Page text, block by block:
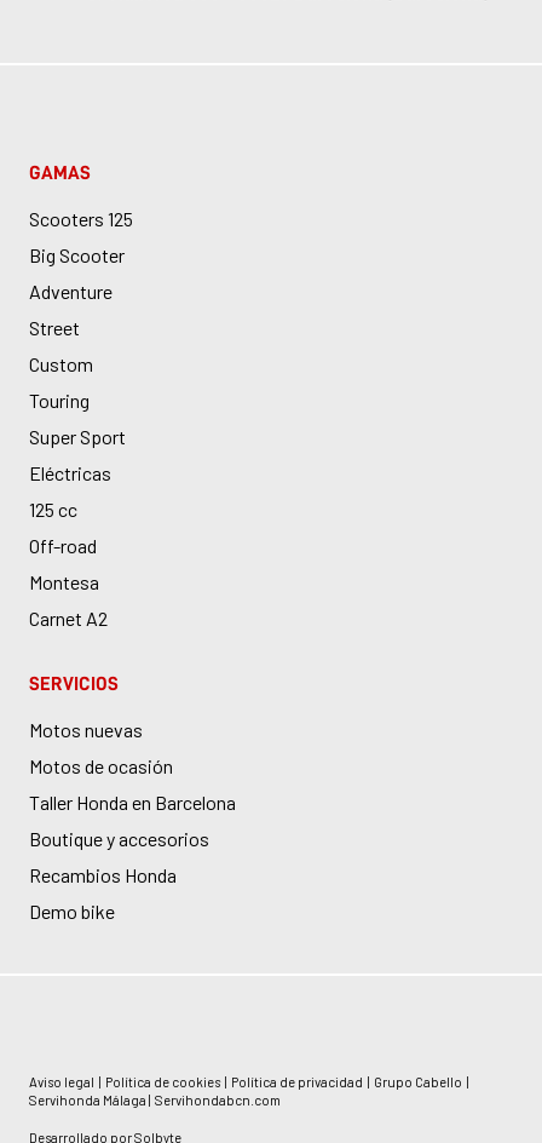
GAMAS
Scooters 125
Big Scooter
Adventure
Street
Custom
Touring
Super Sport
Eléctricas
125 cc
Off-road
Montesa
Carnet A2
SERVICIOS
Motos nuevas
Motos de ocasión
Taller Honda en Barcelona
Boutique y accesorios
Recambios Honda
Demo bike
Aviso legal Política de cookies| Política de privacidad Grupo Cabello
Servihonda Málaga
Servihondabcn.com
Desarrollado porSolbyte